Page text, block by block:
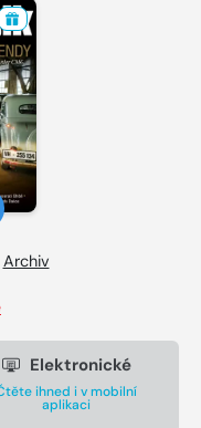
Archiv
Elektronické
ihned i v mobilní
aplikaci